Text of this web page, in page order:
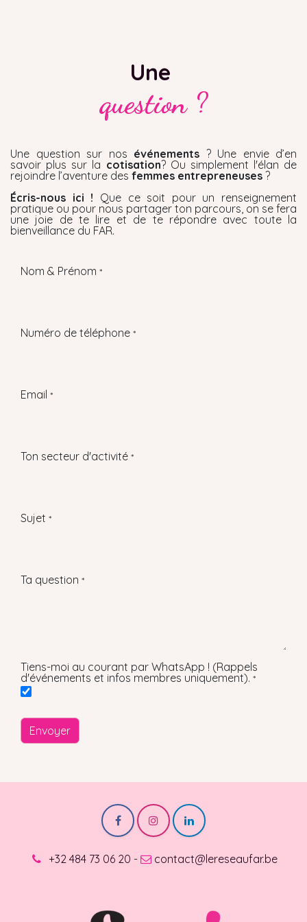
Une
question ?
Une question sur nos événements ? Une envie d’en
savoir plus sur la cotisation? Ou simplement l'élan de
rejoindre l’aventure des femmes entrepreneuses ?
Écris-nous ici ! Que ce soit pour un renseignement
pratique ou pour nous partager ton parcours, on se fera
une joie de te lire et de te répondre avec toute la
bienveillance du FAR.
Nom & Prénom *
Numéro de téléphone *
Email *
Ton secteur d'activité *
Sujet *
Ta question *
Tiens-moi au courant par WhatsApp ! (Rappels
d'événements et infos membres uniquement). *
Envoyer
+32 484 73 06 20 - contact@lereseaufar.be